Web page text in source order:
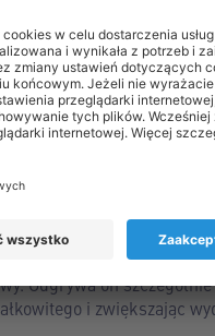
właściwy wskaźnik BMI
do kwadratu (w
powinny stanowić
organizm przed
Odgrywa on
i zwiększając